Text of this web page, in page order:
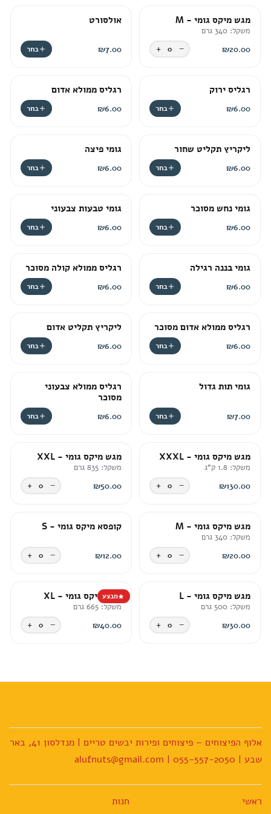
ניגודיות בהירה
font_download סמן קישורים
ס
ל
ה
ר
ת
מגש מיקס גומי - M
משקל: 340 גרם
₪20.00
−
0
+
אולסורט
₪7.00 בחר
רגליס ירוק
₪6.00 בחר
רגליס ממולא אדום
₪6.00 בחר
ליקריץ תקליט שחור
₪6.00 בחר
גומי פיצה
₪6.00 בחר
גומי נחש מסוכר
₪6.00 בחר
גומי טבעות צבעוני
₪6.00 בחר
גומי בננה רגילה
₪6.00 בחר
רגליס ממולא קולה מסוכר
₪6.00 בחר
רגליס ממולא אדום מסוכר
₪6.00 בחר
ליקריץ תקליט אדום
₪6.00 בחר
גומי תות גדול
₪7.00 בחר
רגליס ממולא צבעוני
מסוכר
₪6.00 בחר
מגש מיקס גומי - XXXL
משקל: 1.8 ק"ג
₪130.00
−
0
+
מגש מיקס גומי - XXL
משקל: 835 גרם
₪50.00
−
0
+
מגש מיקס גומי - M
משקל: 340 גרם
₪20.00
−
0
+
קופסא מיקס גומי - S
₪12.00
−
0
+
מגש מיקס גומי - L
משקל: 500 גרם
₪30.00
−
0
+
מבצע
מגש מיקס גומי - XL
משקל: 665 גרם
₪40.00
−
0
+
אלוף הפיצוחים – פיצוחים ופירות יבשים טריים | מנדלסון 41, באר
שבע | 055-557-2050 | alufnuts@gmail.com
ראשי חנות